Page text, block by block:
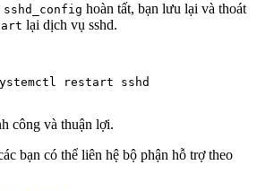
sshd_config hoàn tất, bạn lưu lại và thoát
lại dịch vụ sshd.
restart sshd
công và thuận lợi.
bạn có thể liên hệ bộ phận hỗ trợ theo